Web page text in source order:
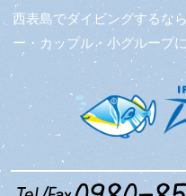
西表島でダイビングするな
ー・カップル・小グループ